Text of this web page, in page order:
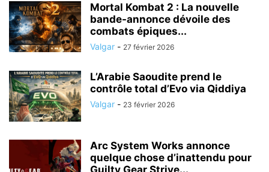
Mortal Kombat 2 : La nouvelle
bande-annonce dévoile des
combats épiques...
Valgar - 27 février 2026
L’Arabie Saoudite prend le
contrôle total d’Evo via Qiddiya
Valgar - 23 février 2026
Arc System Works annonce
quelque chose d’inattendu pour
Guilty Gear Strive...